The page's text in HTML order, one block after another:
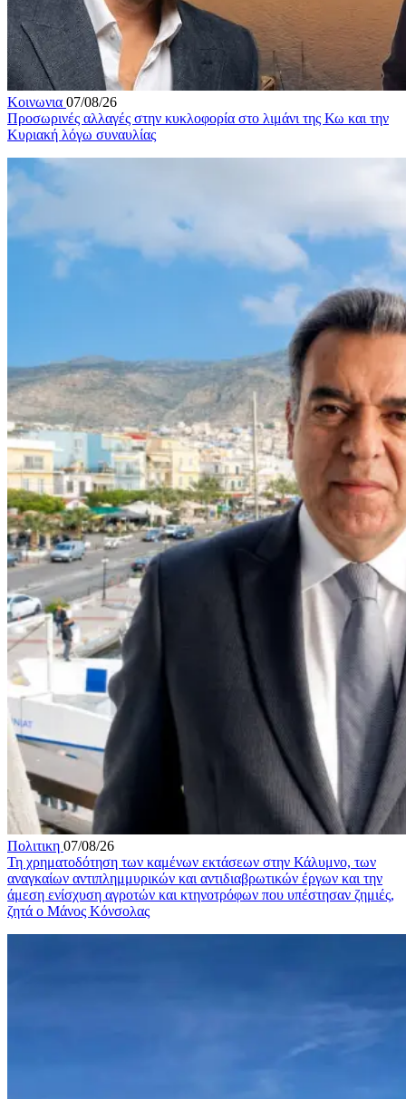
Κοινωνια 07/08/26
Προσωρινές αλλαγές στην κυκλοφορία στο λιμάνι της Κω και την
Κυριακή λόγω συναυλίας
Πολιτικη 07/08/26
Τη χρηματοδότηση των καμένων εκτάσεων στην Κάλυμνο, των
αναγκαίων αντιπλημμυρικών και αντιδιαβρωτικών έργων και την
άμεση ενίσχυση αγροτών και κτηνοτρόφων που υπέστησαν ζημιές,
ζητά ο Μάνος Κόνσολας